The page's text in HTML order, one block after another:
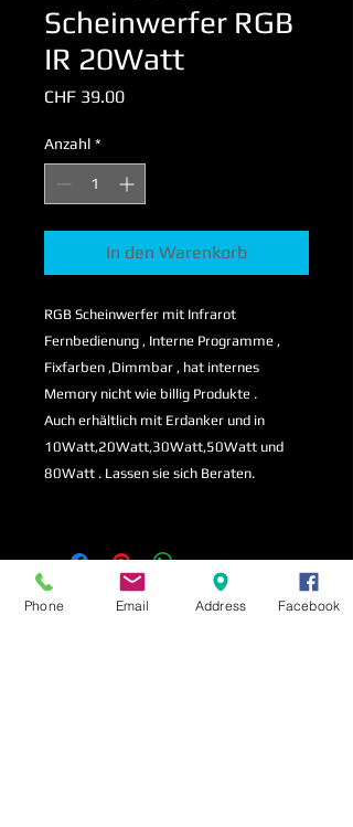
Scheinwerfer RGB
IR 20Watt
CHF 39.00Preis
Anzahl *
In den Warenkorb
RGB Scheinwerfer mit Infrarot
Fernbedienung , Interne Programme ,
Fixfarben ,Dimmbar , hat internes
Memory nicht wie billig Produkte .
Auch erhältlich mit Erdanker und in
10Watt,20Watt,30Watt,50Watt und
80Watt . Lassen sie sich Beraten.
Phone Email Address Facebook